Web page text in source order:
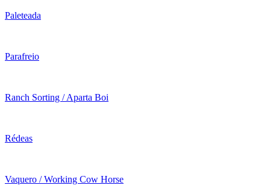
Paleteada
Parafreio
Ranch Sorting / Aparta Boi
Rédeas
Vaquero / Working Cow Horse